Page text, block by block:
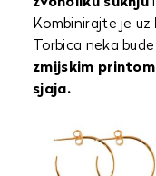
Kombinirajte je uz
Torbica neka
zmijskim
sjaja.